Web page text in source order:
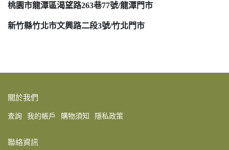
桃園市龍潭區渴望路263巷77號/龍潭門市
新竹縣竹北市文興路二段3號/竹北門市
關於我們
查詢 我的帳戶 購物須知 隱私政策
聯絡資訊